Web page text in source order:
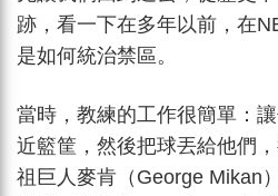
跡，看一下在多年以前，在
是如何統治禁區。
當時，教練的工作很簡單：
近籃筐，然後把球丟給他們
祖巨人麥肯（George Mikan